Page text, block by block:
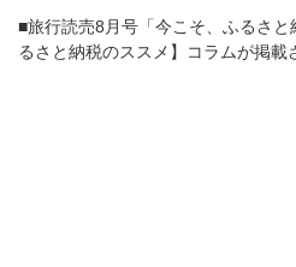
■旅行読売8月号「今こそ、ふるさ
るさと納税のススメ】コラムが掲載